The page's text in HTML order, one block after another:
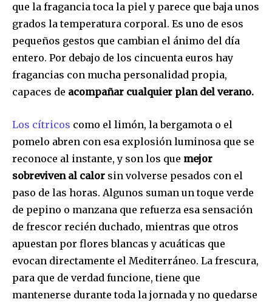
que la fragancia toca la piel y parece que baja unos
grados la temperatura corporal. Es uno de esos
pequeños gestos que cambian el ánimo del día
entero. Por debajo de los cincuenta euros hay
fragancias con mucha personalidad propia,
capaces de acompañar cualquier plan del verano.
Los cítricos como el limón, la bergamota o el
pomelo abren con esa explosión luminosa que se
reconoce al instante, y son los que mejor
sobreviven al calor sin volverse pesados con el
paso de las horas. Algunos suman un toque verde
de pepino o manzana que refuerza esa sensación
de frescor recién duchado, mientras que otros
apuestan por flores blancas y acuáticas que
evocan directamente el Mediterráneo. La frescura,
para que de verdad funcione, tiene que
mantenerse durante toda la jornada y no quedarse